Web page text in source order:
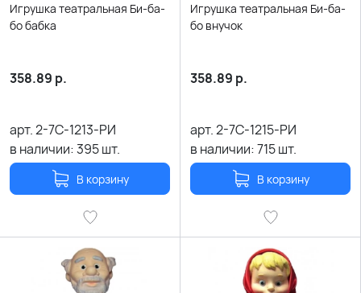
Игрушка театральная Би-ба-
бо бабка
358.89 р.
арт.2-7С-1213-РИ
в наличии:395шт.
В корзину
Игрушка театральная Би-ба-
бо внучок
358.89 р.
арт.2-7С-1215-РИ
в наличии:715шт.
В корзину